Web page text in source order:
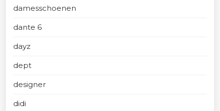
damesschoenen
dante 6
dayz
dept
designer
didi